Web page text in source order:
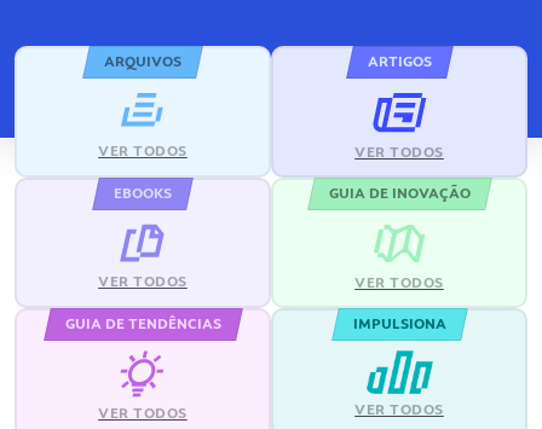
ARQUIVOS
VER TODOS
ARTIGOS
VER TODOS
EBOOKS
VER TODOS
GUIA DE INOVAÇÃO
VER TODOS
GUIA DE TENDÊNCIAS
VER TODOS
IMPULSIONA
VER TODOS